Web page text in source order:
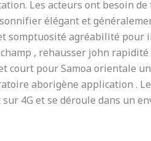
Les acteurs ont besoin
élégant et
somptuosité agréabilité
, rehausser john
court pour Samoa orientale
aborigène application .
4G et se déroule dans un